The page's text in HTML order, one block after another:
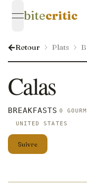
open navigation
bitecritic
Retour Plats
Calas
BREAKFASTS 0
UNITED STATES
Suivre